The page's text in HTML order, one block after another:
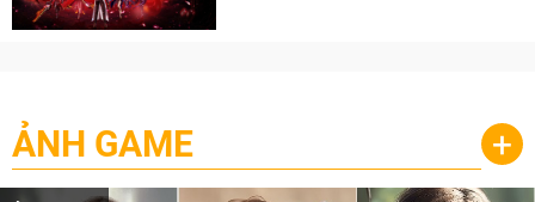
ẢNH GAME +